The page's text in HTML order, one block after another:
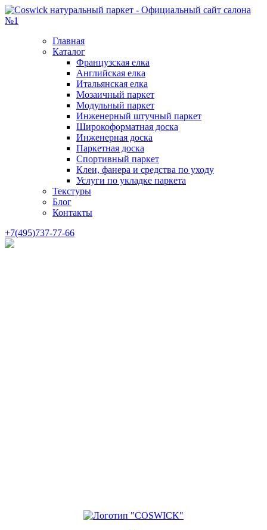
Главная
Каталог
Французская елка
Английская елка
Итальянская елка
Мозаичный паркет
Модульный паркет
Инженерный штучный паркет
Широкоформатная доска
Инженерная доска
Паркетная доска
Спортивный паркет
Клеи, фанера и средства по уходу
Услуги по укладке паркета
Текстуры
Блог
Контакты
+7(495)737-77-66